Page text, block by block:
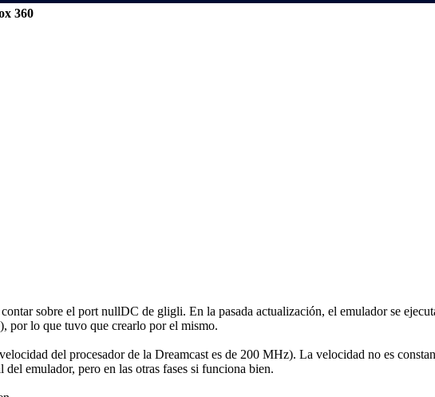
360
sobre el port nullDC de gligli. En la pasada actualización, el emulador se
por lo que tuvo que crearlo por el mismo.
del procesador de la Dreamcast es de 200 MHz). La velocidad no es
emulador, pero en las otras fases si funciona bien.